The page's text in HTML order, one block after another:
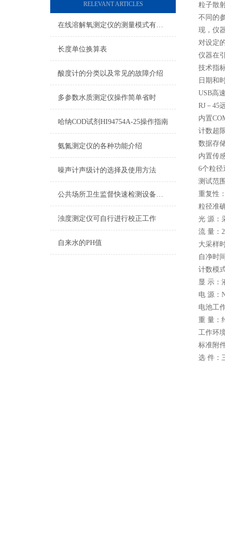
RELEVANT ARTICLES
在线溶解氧测定仪的测量模式有三种类型
长度单位换算表
酸度计的分类以及常见的故障介绍
多参数水质测定仪操作简单省时
哈纳COD试剂HI94754A-25操作指南
氨氮测定仪的各种功能介绍
噪声计声级计的选择及使用方法
公共场所卫生监督快速检测设备（三） -1
浊度测定仪可自行进行校正工作
自来水的PH值
粒子散
不同的
现，仪
对设定
仪器在
技术指
日期和
USB高
RJ－45
内置
计数超
数据存
内置传
6个粒径
测试范
重复性
粒径准
光 源：
流 量：
大采样
自净时
计数模
显 示：
电 源：
电池工
重 量：
工作环
标准附
选 件：